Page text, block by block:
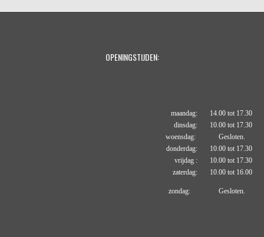
OPENINGSTIJDEN:
maandag: 14.00 tot 17.30
dinsdag: 10.00 tot 17.30
woensdag: Gesloten.
donderdag: 10.00 tot 17.30
vrijdag : 10.00 tot 17.30
zaterdag: 10.00 tot 16.00
zondag: Gesloten.